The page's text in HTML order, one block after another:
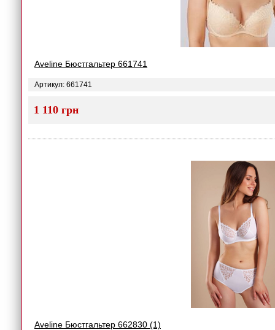
Aveline Бюстгальтер 661741
Артикул: 661741
1 110 грн
Aveline Бюстгальтер 662830 (1)